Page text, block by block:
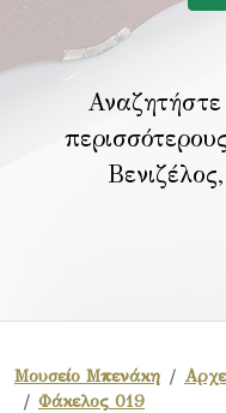
Μουσείο Μπενάκη
Φάκελος 019